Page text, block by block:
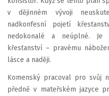
v dějinném vývoji
nadkonfesní pojetí
nedokonalé a neúplné. Je
křesťanství – pravému
lásce a naději.
Komenský pracoval pro svůj
předně v mateřském jazyce